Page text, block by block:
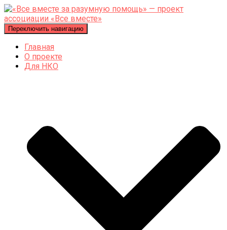
Переключить навигацию
Главная
О проекте
Для НКО